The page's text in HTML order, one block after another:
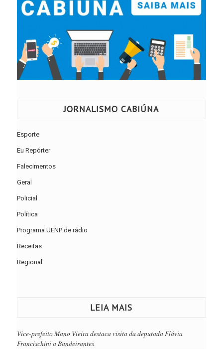
JORNALISMO CABIÚNA
Esporte
Eu Repórter
Falecimentos
Geral
Policial
Política
Programa UENP de rádio
Receitas
Regional
LEIA MAIS
Vice-prefeito Mano Vieira destaca visita da deputada Flávia
Francischini a Bandeirantes